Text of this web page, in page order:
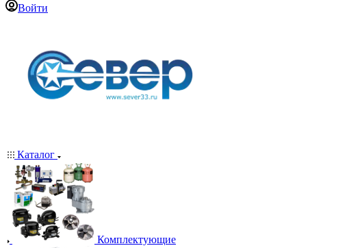
Войти
Каталог
Комплектующие